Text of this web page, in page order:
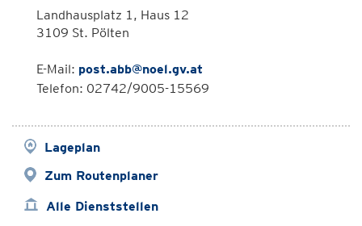
Landhausplatz 1, Haus 12
3109 St. Pölten
E-Mail: post.abb@noel.gv.at
Telefon: 02742/9005-15569
Lageplan
Zum Routenplaner
Alle Dienststellen